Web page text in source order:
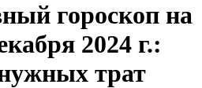
гороскоп на
2024 г.:
трат